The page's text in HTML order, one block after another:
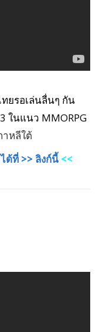
ยรอเล่นลื่นๆ กัน
ในแนว MMORPG
าหลีใต้
ด้ที่ >> ลิงก์นี้ <<